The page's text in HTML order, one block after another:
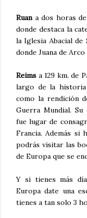
Ruana dos horas
donde destaca la
la Iglesia Abacial de
donde Juana de
Reims a 129 km. de
largo de la
como la rendición
Guerra Mundial.
fue lugar de
Francia. Además si
podrás visitar las
de Europa que se
Y si tienes más
Europa date una
tienes a tan solo 3